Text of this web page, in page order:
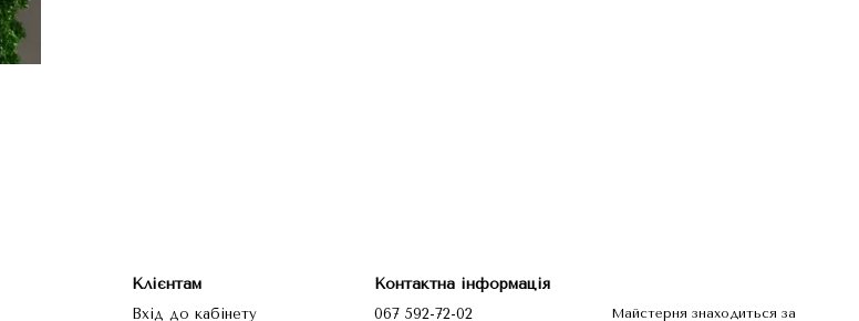
Клієнтам
Вхід до кабінету
Контактна інформація
067 592-72-02 Майстерня знаходиться за